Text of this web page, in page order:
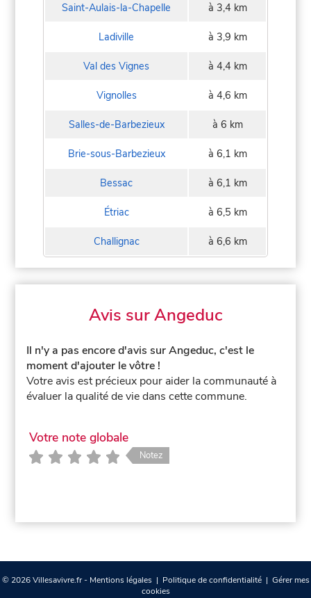
Saint-Aulais-la-Chapelle à 3,4 km
Ladiville à 3,9 km
Val des Vignes à 4,4 km
Vignolles à 4,6 km
Salles-de-Barbezieux à 6 km
Brie-sous-Barbezieux à 6,1 km
Bessac à 6,1 km
Étriac à 6,5 km
Challignac à 6,6 km
Avis sur Angeduc
Il n'y a pas encore d'avis sur Angeduc, c'est le
moment d'ajouter le vôtre !
Votre avis est précieux pour aider la communauté à
évaluer la qualité de vie dans cette commune.
Votre note globale
Notez
© 2026 Villesavivre.fr - Mentions légales| Politique de confidentialité| Gérer mes
cookies